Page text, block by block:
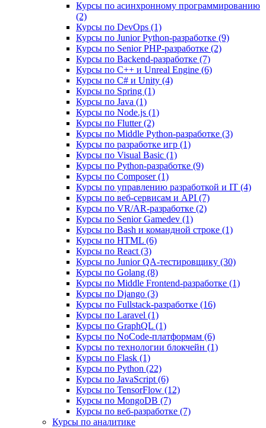
Курсы по асинхронному программированию
(2)
Курсы по DevOps (1)
Курсы по Junior Python-разработке (9)
Курсы по Senior PHP-разработке (2)
Курсы по Backend‑разработке (7)
Курсы по C++ и Unreal Engine (6)
Курсы по C# и Unity (4)
Курсы по Spring (1)
Курсы по Java (1)
Курсы по Node.js (1)
Курсы по Flutter (2)
Курсы по Middle Python-разработке (3)
Курсы по разработке игр (1)
Курсы по Visual Basic (1)
Курсы по Python-разработке (9)
Курсы по Composer (1)
Курсы по управлению разработкой и IT (4)
Курсы по веб‑сервисам и API (7)
Курсы по VR/AR‑разработке (2)
Курсы по Senior Gamedev (1)
Курсы по Bash и командной строке (1)
Курсы по HTML (6)
Курсы по React (3)
Курсы по Junior QA-тестировщику (30)
Курсы по Golang (8)
Курсы по Middle Frontend-разработке (1)
Курсы по Django (3)
Курсы по Fullstack‑разработке (16)
Курсы по Laravel (1)
Курсы по GraphQL (1)
Курсы по NoCode‑платформам (6)
Курсы по технологии блокчейн (1)
Курсы по Flask (1)
Курсы по Python (22)
Курсы по JavaScript (6)
Курсы по TensorFlow (12)
Курсы по MongoDB (7)
Курсы по веб‑разработке (7)
Курсы по аналитике